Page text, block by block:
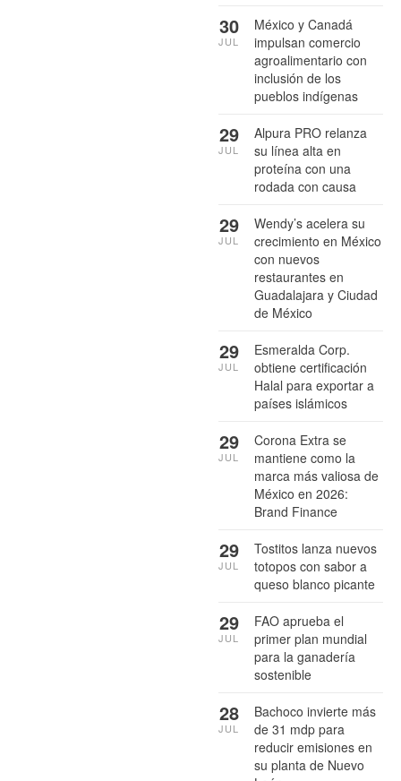
México y Canadá
impulsan comercio
agroalimentario con
inclusión de los
pueblos indígenas
30
JUL
Alpura PRO relanza
su línea alta en
proteína con una
rodada con causa
29
JUL
Wendy’s acelera su
crecimiento en México
con nuevos
restaurantes en
Guadalajara y Ciudad
de México
29
JUL
Esmeralda Corp.
obtiene certificación
Halal para exportar a
países islámicos
29
JUL
Corona Extra se
mantiene como la
marca más valiosa de
México en 2026:
Brand Finance
29
JUL
Tostitos lanza nuevos
totopos con sabor a
queso blanco picante
29
JUL
FAO aprueba el
primer plan mundial
para la ganadería
sostenible
29
JUL
Bachoco invierte más
de 31 mdp para
reducir emisiones en
su planta de Nuevo
28
JUL